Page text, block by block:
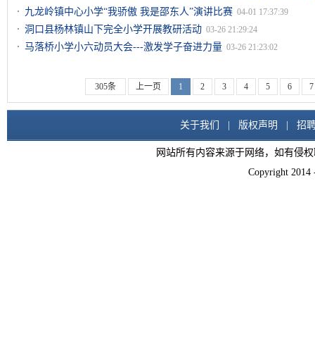
九龙岭镇中心小学“我骄傲 我是邵东人”演讲比赛 04-01 17:37:39
洞口县杨林镇山下完全小学开展教研活动 03-26 21:29:24
马落桥小学小六动员大会---激发学子奋进力量 03-26 21:23:02
305条 上一页 1 2 3 4 5 6 7
关于我们 版权声明 招
网站所有内容来源于网络，如有侵
Copyright 2014